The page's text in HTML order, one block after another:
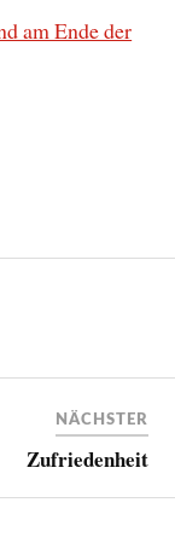
am Ende der
NÄCHSTER
Zufriedenheit